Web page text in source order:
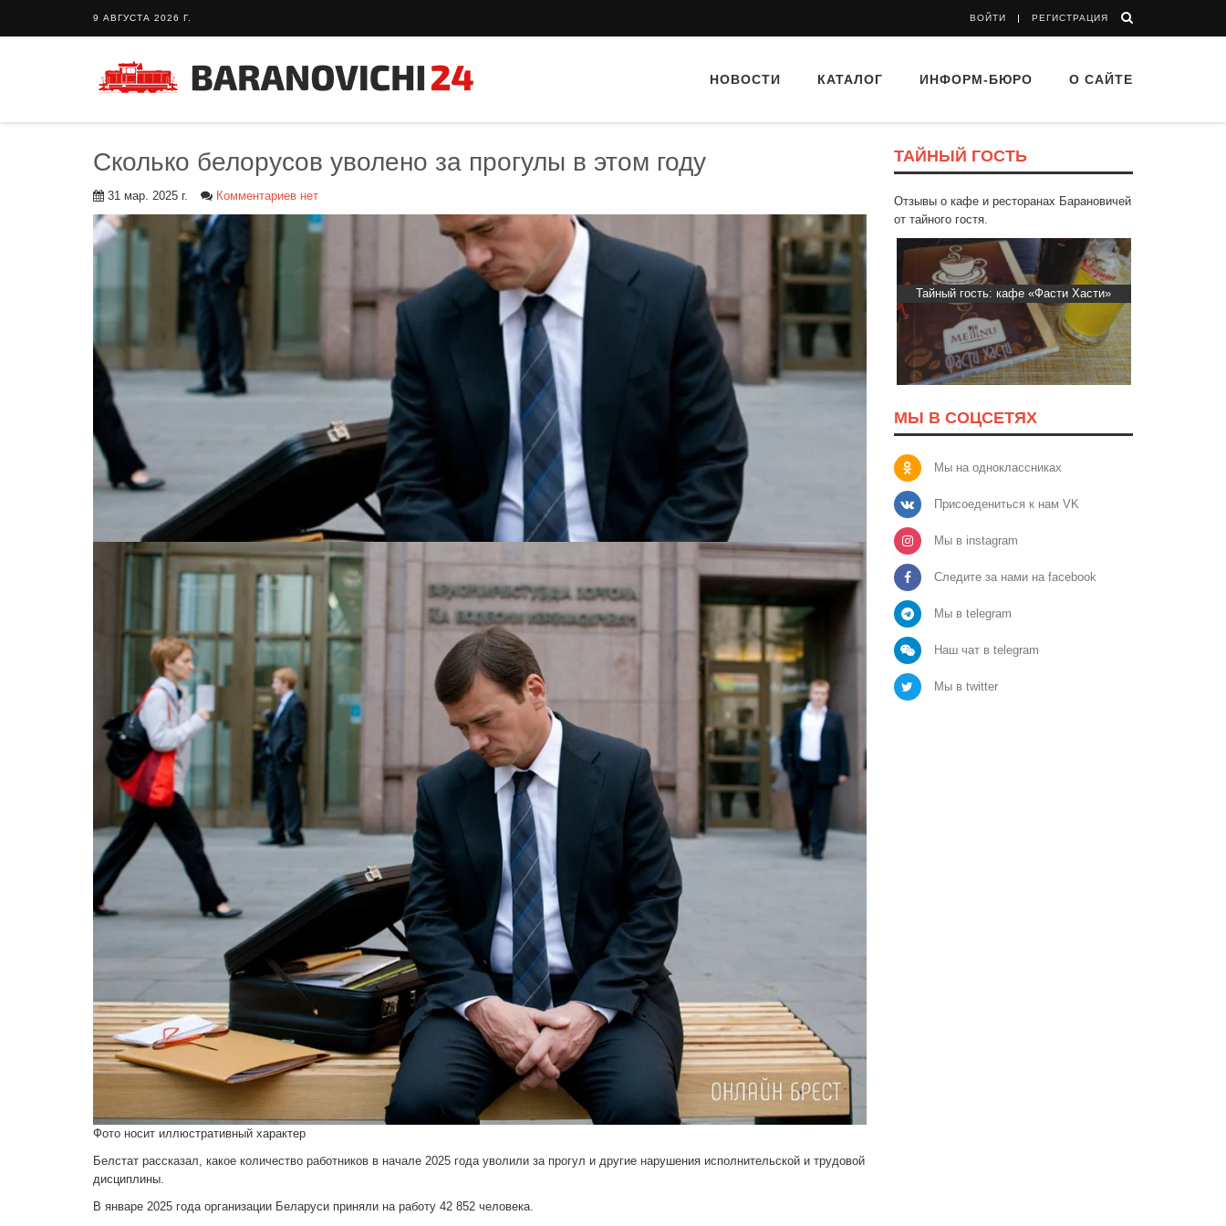
9 АВГУСТА 2026 Г. ВОЙТИ РЕГИСТРАЦИЯ
НОВОСТИ КАТАЛОГ ИНФОРМ-БЮРО О САЙТЕ
Сколько белорусов уволено за прогулы в этом году
31 мар. 2025 г. Комментариев нет
Фото носит иллюстративный характер
Белстат рассказал, какое количество работников в начале 2025 года уволили за прогул и другие нарушения исполнительской и трудовой
дисциплины.
В январе 2025 года организации Беларуси приняли на работу 42 852 человека.
ТАЙНЫЙ ГОСТЬ
Отзывы о кафе и ресторанах Барановичей
от тайного гостя.
Тайный гость: Гастропаб “Drova” Тайный гость: кафе «Автограф» Тайный гость: кафе «Фасти Хасти»
МЫ В СОЦСЕТЯХ
Мы на одноклассниках
Присоедениться к нам VK
Мы в instagram
Следите за нами на facebook
Мы в telegram
Наш чат в telegram
Мы в twitter